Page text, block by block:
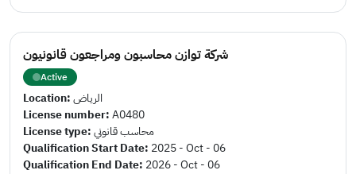
شركة توازن محاسبون ومراجعون قانونيون
Active
Location:الرياض
License number:A0480
License type:محاسب قانوني
Qualification Start Date: 2025 - Oct - 06
Qualification End Date: 2026 - Oct - 06